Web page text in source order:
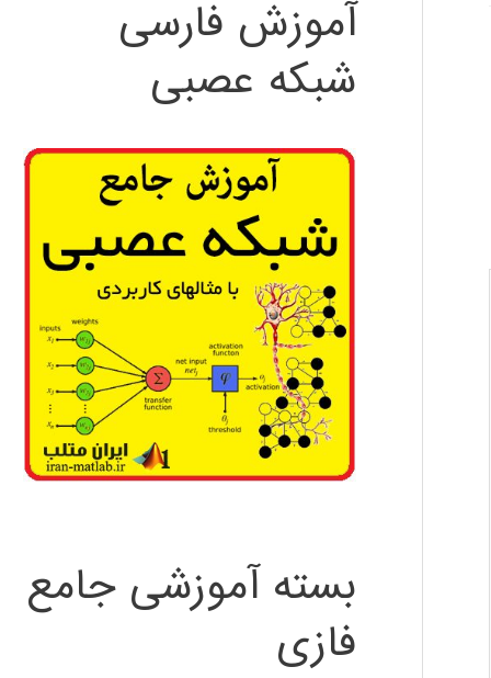
آموزش فارسی
شبکه عصبی
بسته آموزشی جامع
فازی